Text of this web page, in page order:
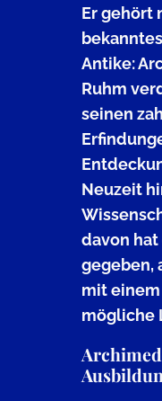
Er gehört
Antike:
Ruhm
seinen
Neuzeit
davon
gegeben,
mit
mögliche